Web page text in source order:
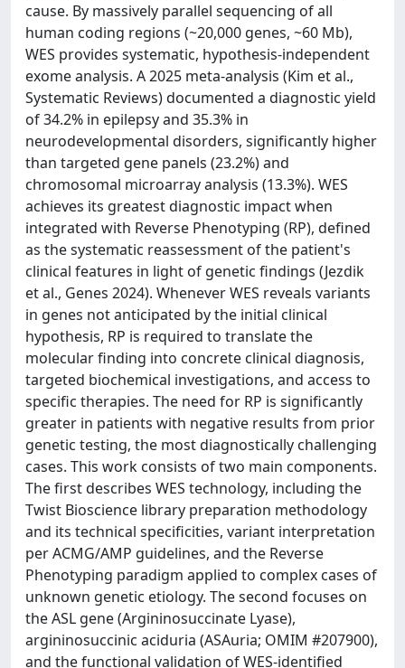
cause. By massively parallel sequencing of all
human coding regions (~20,000 genes, ~60 Mb),
WES provides systematic, hypothesis-independent
exome analysis. A 2025 meta-analysis (Kim et al.,
Systematic Reviews) documented a diagnostic yield
of 34.2% in epilepsy and 35.3% in
neurodevelopmental disorders, significantly higher
than targeted gene panels (23.2%) and
chromosomal microarray analysis (13.3%). WES
achieves its greatest diagnostic impact when
integrated with Reverse Phenotyping (RP), defined
as the systematic reassessment of the patient's
clinical features in light of genetic findings (Jezdik
et al., Genes 2024). Whenever WES reveals variants
in genes not anticipated by the initial clinical
hypothesis, RP is required to translate the
molecular finding into concrete clinical diagnosis,
targeted biochemical investigations, and access to
specific therapies. The need for RP is significantly
greater in patients with negative results from prior
genetic testing, the most diagnostically challenging
cases. This work consists of two main components.
The first describes WES technology, including the
Twist Bioscience library preparation methodology
and its technical specificities, variant interpretation
per ACMG/AMP guidelines, and the Reverse
Phenotyping paradigm applied to complex cases of
unknown genetic etiology. The second focuses on
the ASL gene (Argininosuccinate Lyase),
argininosuccinic aciduria (ASAuria; OMIM #207900),
and the functional validation of WES-identified